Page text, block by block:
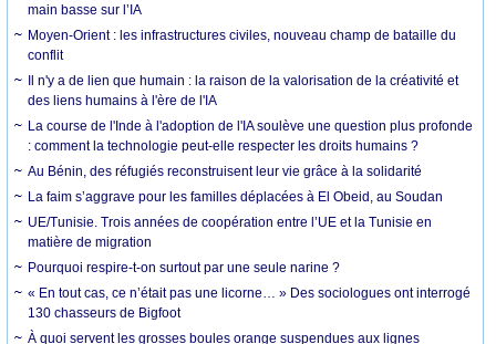
main basse sur l’IA
Moyen-Orient : les infrastructures civiles, nouveau champ de bataille du
conflit
Il n'y a de lien que humain : la raison de la valorisation de la créativité et
des liens humains à l'ère de l'IA
La course de l'Inde à l'adoption de l'IA soulève une question plus profonde
: comment la technologie peut-elle respecter les droits humains ?
Au Bénin, des réfugiés reconstruisent leur vie grâce à la solidarité
La faim s’aggrave pour les familles déplacées à El Obeid, au Soudan
UE/Tunisie. Trois années de coopération entre l’UE et la Tunisie en
matière de migration
Pourquoi respire-t-on surtout par une seule narine ?
« En tout cas, ce n’était pas une licorne… » Des sociologues ont interrogé
130 chasseurs de Bigfoot
À quoi servent les grosses boules orange suspendues aux lignes